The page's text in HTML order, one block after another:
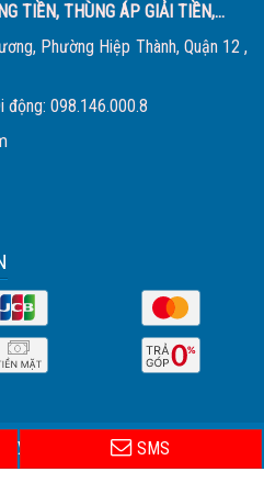
TIỀN, THÙNG ÁP GIẢI TIỀN,...
Phường Hiệp Thành, Quận 12 ,
động: 098.146.000.8
tuyến: 5 | Tổng truy cập: 413,713
SMS